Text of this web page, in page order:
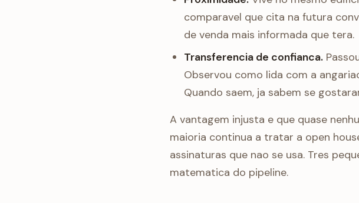
comparavel que cita na futura
de venda mais informada que tera.
Transferencia de confianca.
Observou como lida com a
Quando saem, ja sabem se
A vantagem injusta e que quase
maioria continua a tratar a open
assinaturas que nao se usa. Tres
matematica do pipeline.